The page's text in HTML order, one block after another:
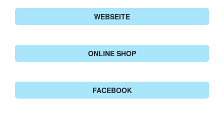
WEBSEITE
ONLINE SHOP
FACEBOOK